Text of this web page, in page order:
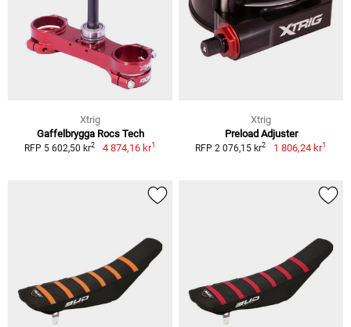
Xtrig
Gaffelbrygga Rocs Tech
RFP 5 602,50 kr2 4 874,16 kr1
Xtrig
Preload Adjuster
RFP 2 076,15 kr2 1 806,24 kr1